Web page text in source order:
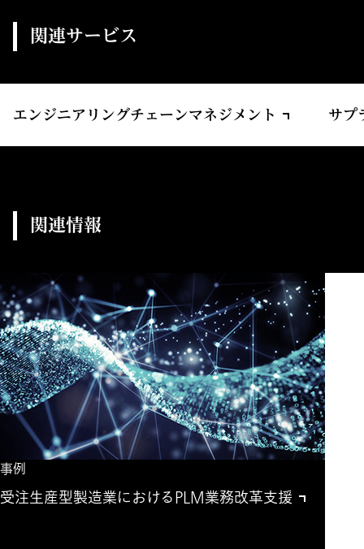
関連サービス
エンジニアリングチェーンマネジメント サプ
関連情報
事例
受注生産型製造業におけるPLM業務改革支援